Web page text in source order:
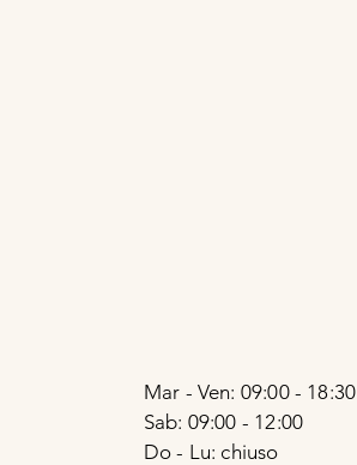
Mar - Ven: 09:00 - 18:30
Sab: 09:00 - 12:00
Do - Lu: chiuso